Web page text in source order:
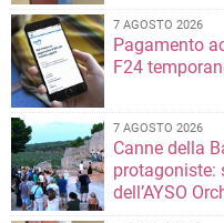
7 AGOSTO 2026
Pagamento
F24
7 AGOSTO 2026
Canne della
protagoniste:
dell’AYSO